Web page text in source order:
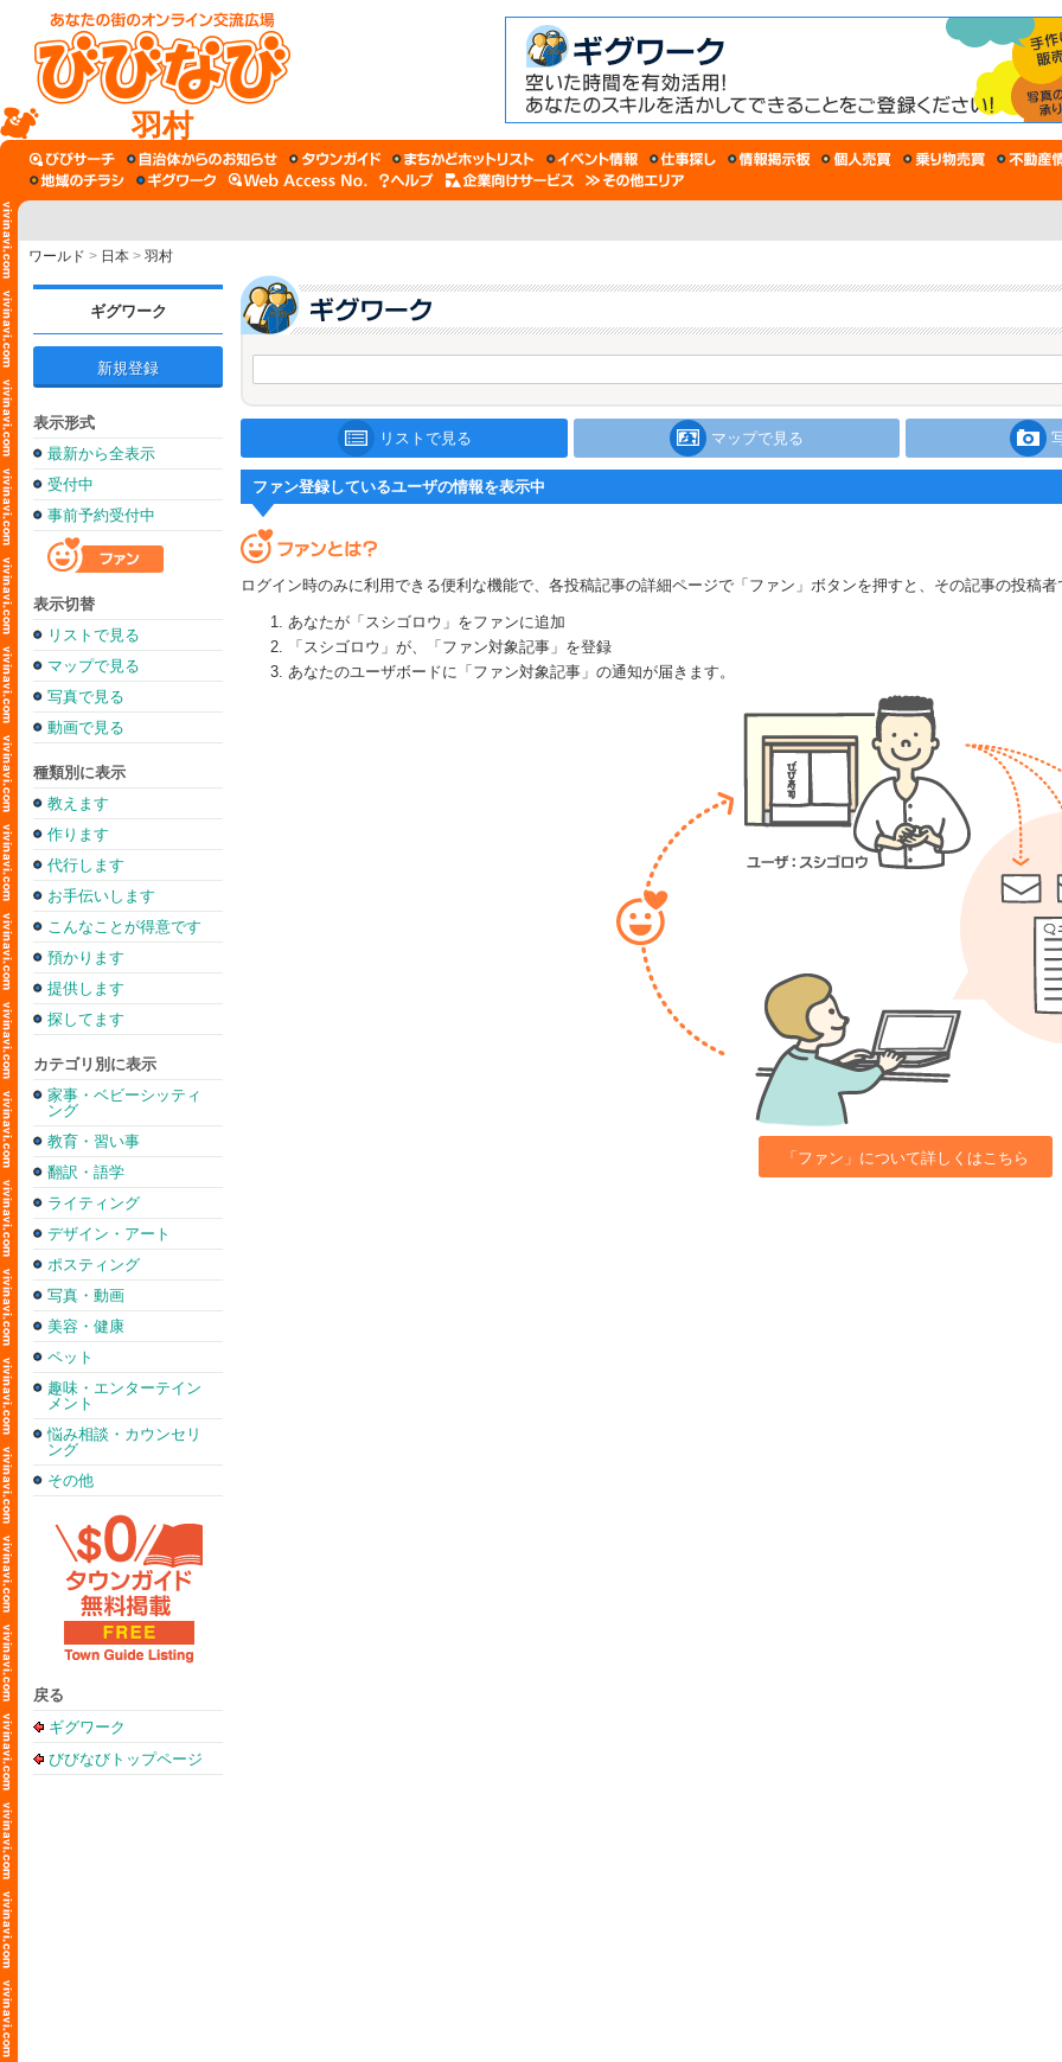
羽村
ワールド > 日本 > 羽村
ギグワーク
新規登録
表示形式
最新から全表示
受付中
事前予約受付中
表示切替
リストで見る
マップで見る
写真で見る
動画で見る
種類別に表示
教えます
作ります
代行します
お手伝いします
こんなことが得意です
預かります
提供します
探してます
カテゴリ別に表示
家事・ベビーシッティ
ング
教育・習い事
翻訳・語学
ライティング
デザイン・アート
ポスティング
写真・動画
美容・健康
ペット
趣味・エンターテイン
メント
悩み相談・カウンセリ
ング
その他
戻る
ギグワーク
びびなびトップページ
リストで見る マップで見る
ファン登録しているユーザの情報を表示中
ログイン時のみに利用できる便利な機能で、各投稿記事の詳細ページで「ファン」ボタンを押すと、その記事の投稿者
あなたが「スシゴロウ」をファンに追加
「スシゴロウ」が、「ファン対象記事」を登録
あなたのユーザボードに「ファン対象記事」の通知が届きます。
「ファン」について詳しくはこちら